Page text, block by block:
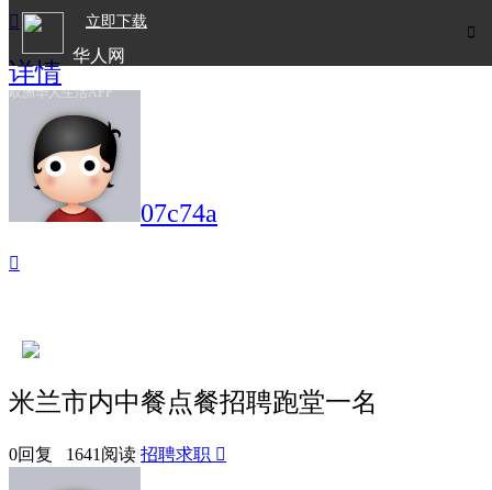

立即下载
华人网
欧洲华人生活APP

详情
07c74a

米兰市内中餐点餐招聘跑堂一名
0回复 1641阅读 招聘求职 